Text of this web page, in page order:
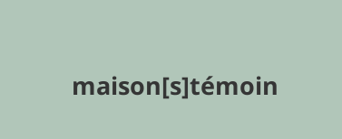
maison[s]témoin